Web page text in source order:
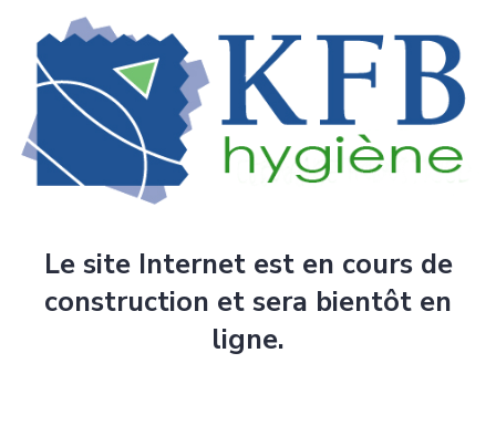
Le site Internet est en cours de
construction et sera bientôt en
ligne.